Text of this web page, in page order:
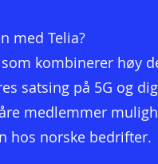
med Telia?
kombinerer høy
satsing på 5G og
medlemmer
hos norske bedrifter.